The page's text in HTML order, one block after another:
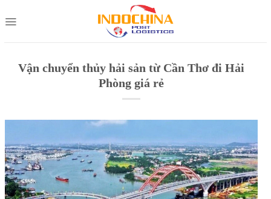
to
Vận chuyển thủy hải sản từ Cần Thơ đi Hải
Phòng giá rẻ